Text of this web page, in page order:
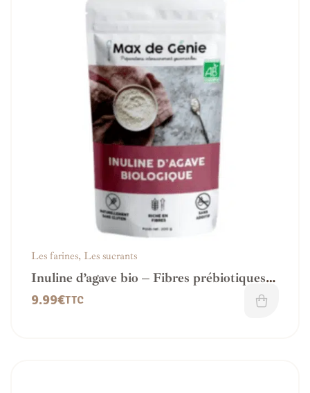
Les farines, Les sucrants
Inuline d’agave bio – Fibres prébiotiques
naturelles
9.99€TTC